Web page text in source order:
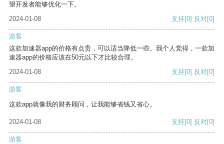
望开发者能够优化一下。
2024-01-08
支持[0] 反对[0]
游客
这款加速器app的价格有点贵，可以适当降低一些。我个人觉得，一款加
速器app的价格应该在50元以下才比较合理。
2024-01-08
支持[0] 反对[0]
游客
这款app就像我的财务顾问，让我能够省钱又省心。
2024-01-08 支持[0] 反对[0]
游客